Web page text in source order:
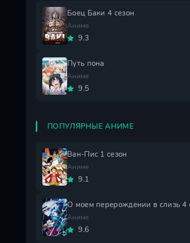
Боец Баки 4 сезон
Аниме
9.3
Путь пона
Аниме
9.5
ПОПУЛЯРНЫЕ АНИМЕ
Ван-Пис 1 сезон
Аниме
9.1
Аниме
9.6